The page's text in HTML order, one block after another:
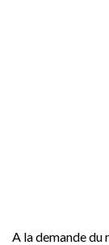
A la demande du